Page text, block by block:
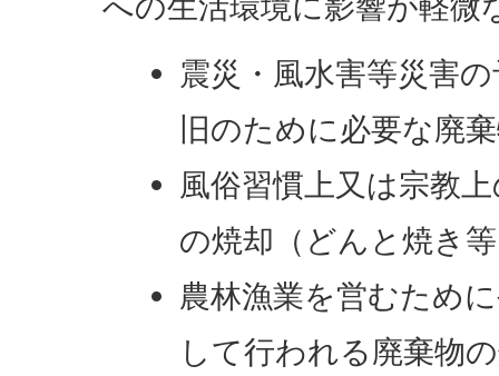
震災・風水害等災害
旧のために必要な廃
風俗習慣上又は宗教
の焼却（どんと焼き
農林漁業を営むため
して行われる廃棄物